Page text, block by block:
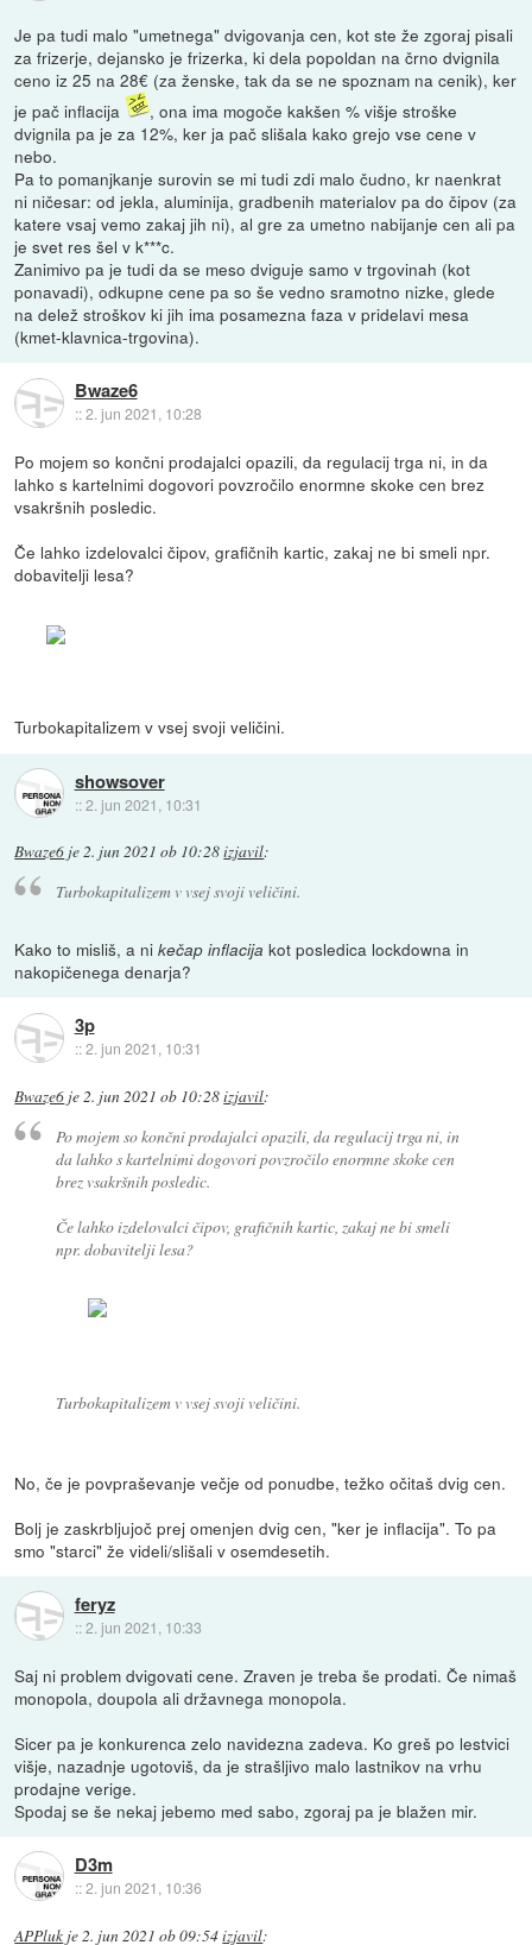
Je pa tudi malo "umetnega" dvigovanja cen, kot ste že zgoraj pisali
za frizerje, dejansko je frizerka, ki dela popoldan na črno dvignila
ceno iz 25 na 28€ (za ženske, tak da se ne spoznam na cenik), ker
je pač inflacija
, ona ima mogoče kakšen % višje stroške
dvignila pa je za 12%, ker ja pač slišala kako grejo vse cene v
nebo.
Pa to pomanjkanje surovin se mi tudi zdi malo čudno, kr naenkrat
ni ničesar: od jekla, aluminija, gradbenih materialov pa do čipov (za
katere vsaj vemo zakaj jih ni), al gre za umetno nabijanje cen ali pa
je svet res šel v k***c.
Zanimivo pa je tudi da se meso dviguje samo v trgovinah (kot
ponavadi), odkupne cene pa so še vedno sramotno nizke, glede
na delež stroškov ki jih ima posamezna faza v pridelavi mesa
(kmet-klavnica-trgovina).
Bwaze6
::2. jun 2021, 10:28
Po mojem so končni prodajalci opazili, da regulacij trga ni, in da
lahko s kartelnimi dogovori povzročilo enormne skoke cen brez
vsakršnih posledic.
Če lahko izdelovalci čipov, grafičnih kartic, zakaj ne bi smeli npr.
dobavitelji lesa?
Turbokapitalizem v vsej svoji veličini.
showsover
::2. jun 2021, 10:31
Bwaze6 je2. jun 2021 ob 10:28izjavil:
Turbokapitalizem v vsej svoji veličini.
Kako to misliš, a nikečap inflacija kot posledica lockdowna in
nakopičenega denarja?
3p
::2. jun 2021, 10:31
Bwaze6 je2. jun 2021 ob 10:28izjavil:
Po mojem so končni prodajalci opazili, da regulacij trga ni, in
da lahko s kartelnimi dogovori povzročilo enormne skoke cen
brez vsakršnih posledic.
Če lahko izdelovalci čipov, grafičnih kartic, zakaj ne bi smeli
npr. dobavitelji lesa?
Turbokapitalizem v vsej svoji veličini.
No, če je povpraševanje večje od ponudbe, težko očitaš dvig cen.
Bolj je zaskrbljujoč prej omenjen dvig cen, "ker je inflacija". To pa
smo "starci" že videli/slišali v osemdesetih.
feryz
::2. jun 2021, 10:33
Saj ni problem dvigovati cene. Zraven je treba še prodati. Če nimaš
monopola, doupola ali državnega monopola.
Sicer pa je konkurenca zelo navidezna zadeva. Ko greš po lestvici
višje, nazadnje ugotoviš, da je strašljivo malo lastnikov na vrhu
prodajne verige.
Spodaj se še nekaj jebemo med sabo, zgoraj pa je blažen mir.
D3m
::2. jun 2021, 10:36
APPluk je 2. jun 2021 ob 09:54izjavil: